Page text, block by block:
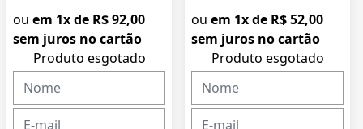
ou em 1x de R$ 92,00
sem juros no cartão
Produto esgotado
ou em 1x de R$ 52,00
sem juros no cartão
Produto esgotado